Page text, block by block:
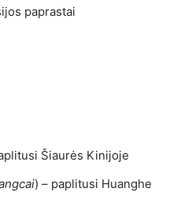
paprastai
Šiaurės Kinijoje
) – paplitusi Huanghe